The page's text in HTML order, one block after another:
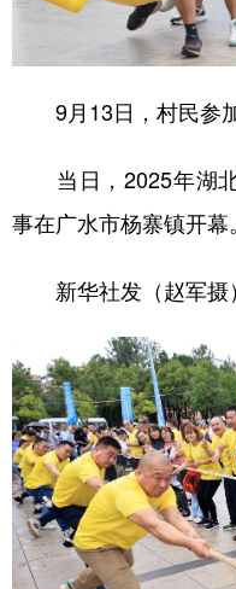
旅游
彩票 娱乐
公益 一带一
文化产业
辽宁 吉林
浙江 安徽
山东 河南
广东 广西
四川 贵州
9月13日，村民参加
当日，2025年湖北
事在广水市杨寨镇开幕
新华社发（赵军摄